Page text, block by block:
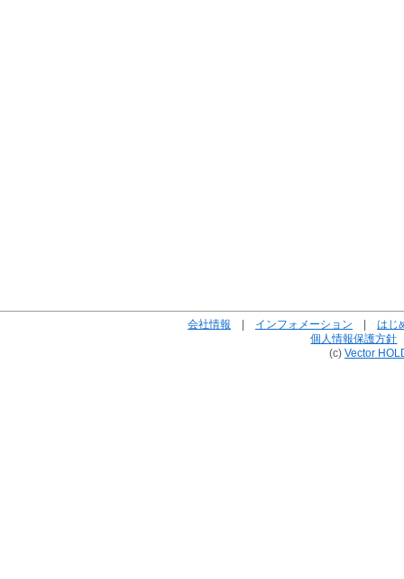
会社情報 | インフォメーション | はじ
個人情報保護方針
(c) Vector